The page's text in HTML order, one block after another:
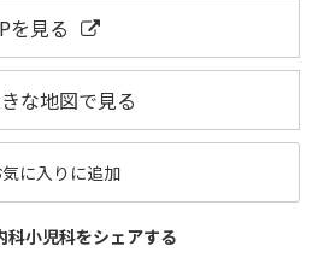
を見る
な地図で見る
気に入りに追加
科小児科をシェアする